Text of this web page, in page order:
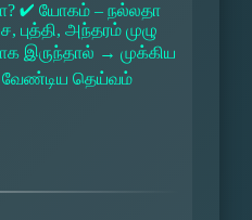
✔ யோகம் – நல்லதா
அந்தரம் முழு
இருந்தால் → முக்கிய
வேண்டிய தெய்வம்